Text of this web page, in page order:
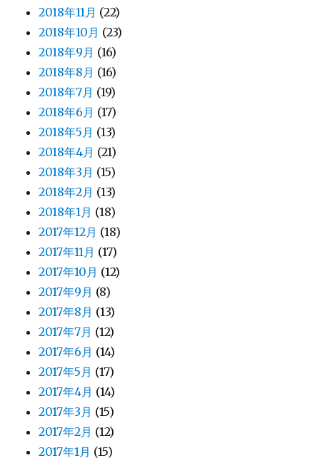
2018年11月 (22)
2018年10月 (23)
2018年9月 (16)
2018年8月 (16)
2018年7月 (19)
2018年6月 (17)
2018年5月 (13)
2018年4月 (21)
2018年3月 (15)
2018年2月 (13)
2018年1月 (18)
2017年12月 (18)
2017年11月 (17)
2017年10月 (12)
2017年9月 (8)
2017年8月 (13)
2017年7月 (12)
2017年6月 (14)
2017年5月 (17)
2017年4月 (14)
2017年3月 (15)
2017年2月 (12)
2017年1月 (15)